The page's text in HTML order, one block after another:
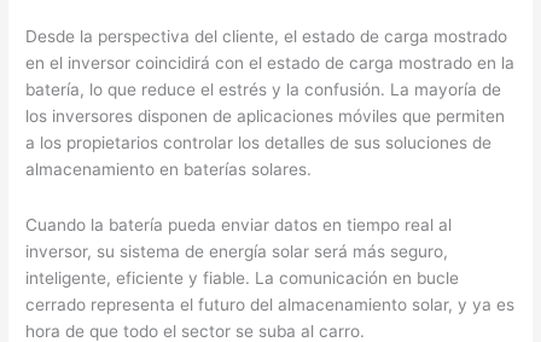
Desde la perspectiva del cliente, el estado de carga mostrado
en el inversor coincidirá con el estado de carga mostrado en la
batería, lo que reduce el estrés y la confusión. La mayoría de
los inversores disponen de aplicaciones móviles que permiten
a los propietarios controlar los detalles de sus soluciones de
almacenamiento en baterías solares.
Cuando la batería pueda enviar datos en tiempo real al
inversor, su sistema de energía solar será más seguro,
inteligente, eficiente y fiable. La comunicación en bucle
cerrado representa el futuro del almacenamiento solar, y ya es
hora de que todo el sector se suba al carro.